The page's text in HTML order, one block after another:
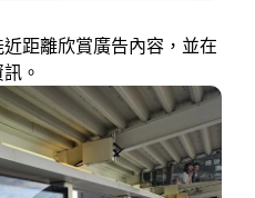
距離欣賞廣告內容，並在
。